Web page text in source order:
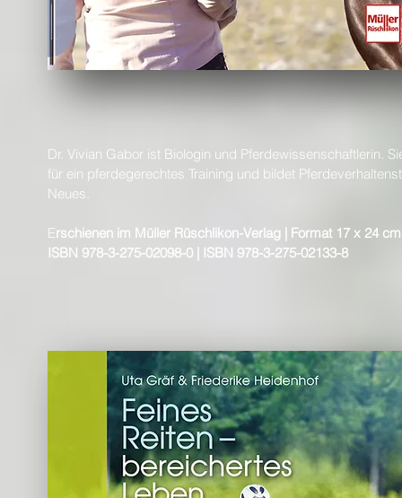
Dr. Vivian Gabor ist Biologin und Pferdewissenschaftlerin.
für ein pferdegerechtes Training und bildet
Neues.
Erschienen im Müller Rüschlikon-Verlag | Format 17 x 24
ISBN 978-3-275-02098-0 | ISBN 978-3-275-02133-8